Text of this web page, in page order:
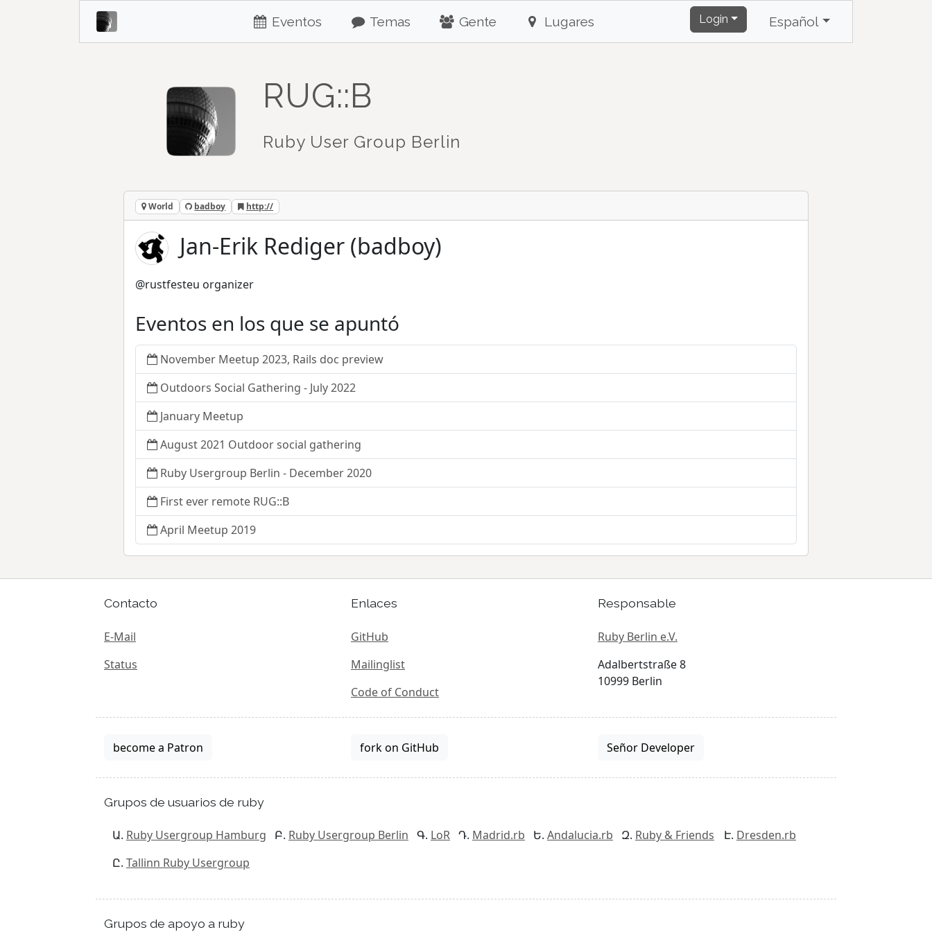
Eventos Temas Gente Lugares Login Español
RUG::B
Ruby User Group Berlin
World badboy http://
Jan-Erik Rediger (badboy)
@rustfesteu organizer
Eventos en los que se apuntó
November Meetup 2023, Rails doc preview
Outdoors Social Gathering - July 2022
January Meetup
August 2021 Outdoor social gathering
Ruby Usergroup Berlin - December 2020
First ever remote RUG::B
April Meetup 2019
Contacto
E-Mail
Status
Enlaces
GitHub
Mailinglist
Code of Conduct
Responsable
Ruby Berlin e.V.
Adalbertstraße 8
10999 Berlin
become a Patron fork on GitHub Señor Developer
Grupos de usuarios de ruby
Ruby Usergroup Hamburg Ruby Usergroup Berlin LoR Madrid.rb Andalucia.rb Ruby & Friends
Dresden.rb
Tallinn Ruby Usergroup
Grupos de apoyo a ruby